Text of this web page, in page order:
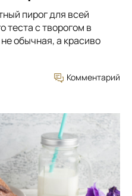
пирог для всей
теста с творогом в
обычная, а красиво
Комментарий